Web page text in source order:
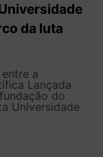
da luta
a
Lançada
do
Universidade